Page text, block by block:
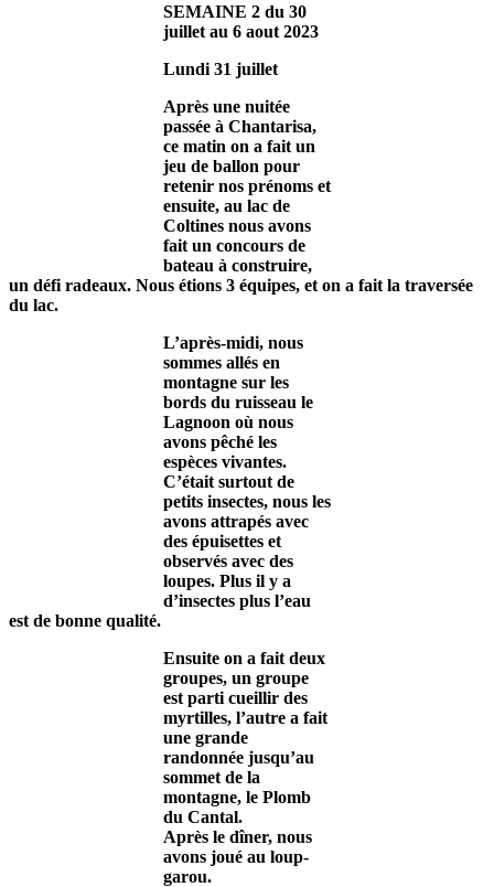
SEMAINE 2 du 30
juillet au 6 aout 2023
Lundi 31 juillet
Après une nuitée
passée à Chantarisa,
ce matin on a fait un
jeu de ballon pour
retenir nos prénoms et
ensuite, au lac de
Coltines nous avons
fait un concours de
bateau à construire,
un défi radeaux. Nous étions 3 équipes, et on a fait la traversée
du lac.
L’après-midi, nous
sommes allés en
montagne sur les
bords du ruisseau le
Lagnoon où nous
avons pêché les
espèces vivantes.
C’était surtout de
petits insectes, nous les
avons attrapés avec
des épuisettes et
observés avec des
loupes. Plus il y a
d’insectes plus l’eau
est de bonne qualité.
Ensuite on a fait deux
groupes, un groupe
est parti cueillir des
myrtilles, l’autre a fait
une grande
randonnée jusqu’au
sommet de la
montagne, le Plomb
du Cantal.
Après le dîner, nous
avons joué au loup-
garou.